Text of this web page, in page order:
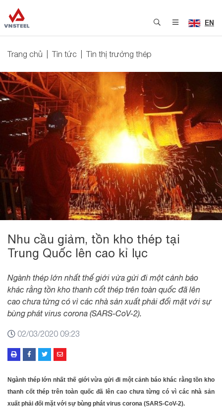
EN
Trang chủ Tin tức Tin thị trường thép
Nhu cầu giảm, tồn kho thép tại
Trung Quốc lên cao kỉ lục
Ngành thép lớn nhất thế giới vừa gửi đi một cảnh báo
khác rằng tồn kho thanh cốt thép trên toàn quốc đã lên
cao chưa từng có vì các nhà sản xuất phải đối mặt với sự
bùng phát virus corona (SARS-CoV-2).
02/03/2020 09:23
Ngành thép lớn nhất thế giới vừa gửi đi một cảnh báo khác rằng tồn kho
thanh cốt thép trên toàn quốc đã lên cao chưa từng có vì các nhà sản
xuất phải đối mặt với sự bùng phát virus corona (SARS-CoV-2).